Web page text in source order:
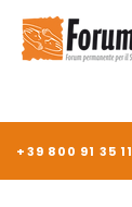
+39 800 91 35 11